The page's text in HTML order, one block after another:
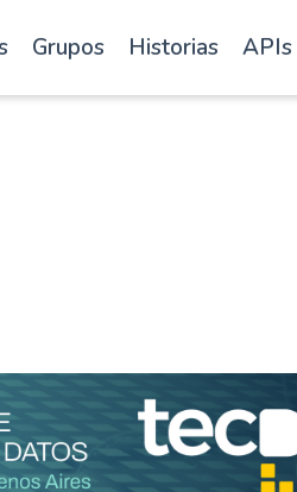
Grupos Historias APIs